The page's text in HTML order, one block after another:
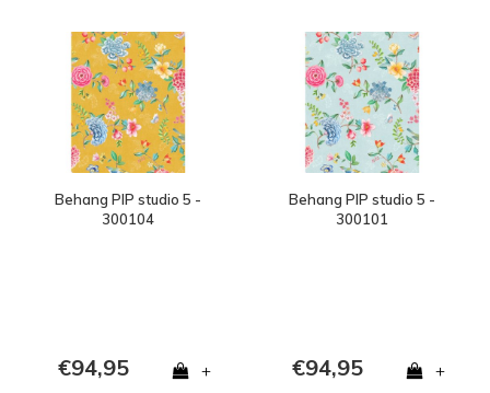
Behang PIP studio 5 -
300104
€94,95 +
Behang PIP studio 5 -
300101
€94,95 +